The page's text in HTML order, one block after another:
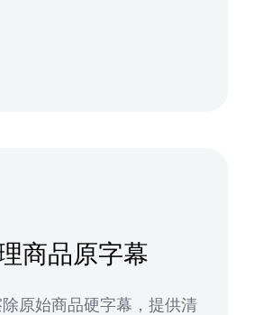
商品原字幕
原始商品硬字幕，提供清